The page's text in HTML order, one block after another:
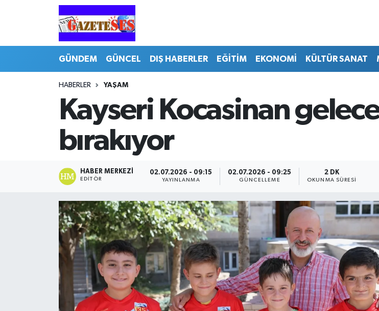
GÜNDEM GÜNCEL DIŞ HABERLER EĞİTİM EKONOMİ KÜLTÜR SANAT
HABERLER YAŞAM
Kayseri Kocasinan
bırakıyor
HABER MERKEZI
EDITÖR
02.07.2026 - 09:15
YAYINLANMA
02.07.2026 - 09:25
GÜNCELLEME
2 DK
OKUNMA SÜRESI